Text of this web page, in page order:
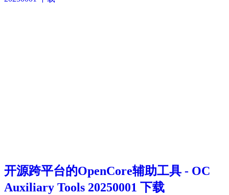
开源跨平台的OpenCore辅助工具 - OC
Auxiliary Tools 20250001 下载